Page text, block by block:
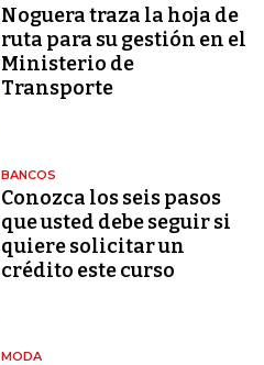
Noguera traza la hoja de
ruta para su gestión en el
Ministerio de
Transporte
BANCOS
Conozca los seis pasos
que usted debe seguir si
quiere solicitar un
crédito este curso
MODA